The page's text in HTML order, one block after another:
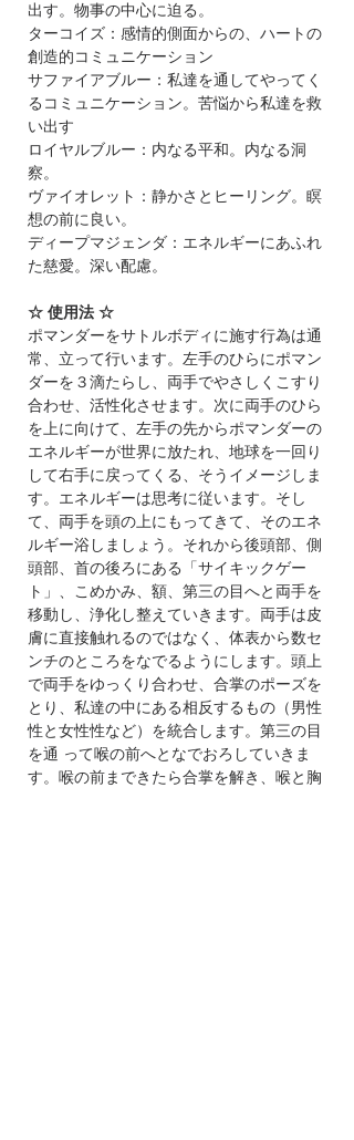
出す。物事の中心に迫る。
ターコイズ：感情的側面からの、ハートの
創造的コミュニケーション
サファイアブルー：私達を通してやってく
るコミュニケーション。苦悩から私達を救
い出す
ロイヤルブルー：内なる平和。内なる洞
察。
ヴァイオレット：静かさとヒーリング。瞑
想の前に良い。
ディープマジェンダ：エネルギーにあふれ
た慈愛。深い配慮。
☆ 使用法 ☆
ポマンダーをサトルボディに施す行為は通
常、立って行います。左手のひらにポマン
ダーを３滴たらし、両手でやさしくこすり
合わせ、活性化させます。次に両手のひら
を上に向けて、左手の先からポマンダーの
エネルギーが世界に放たれ、地球を一回り
して右手に戻ってくる、そうイメージしま
す。エネルギーは思考に従います。そし
て、両手を頭の上にもってきて、そのエネ
ルギー浴しましょう。それから後頭部、側
頭部、首の後ろにある「サイキックゲー
ト」、こめかみ、額、第三の目へと両手を
移動し、浄化し整えていきます。両手は皮
膚に直接触れるのではなく、体表から数セ
ンチのところをなでるようにします。頭上
で両手をゆっくり合わせ、合掌のポーズを
とり、私達の中にある相反するもの（男性
性と女性性など）を統合します。第三の目
を通 って喉の前へとなでおろしていきま
す。喉の前まできたら合掌を解き、喉と胸